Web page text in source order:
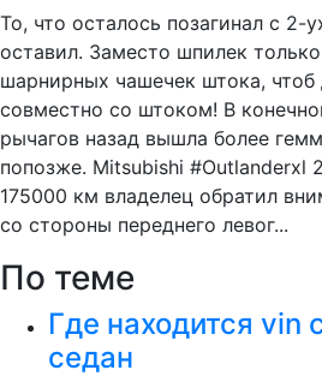
То, что осталось позагинал с 2-
оставил. Заместо шпилек
шарнирных чашечек штока, чтоб
совместно со штоком! В
рычагов назад вышла более
попозже. Mitsubishi #Outlanderxl
175000 км владелец обратил
со стороны переднего левог...
По теме
Где находится vin
седан